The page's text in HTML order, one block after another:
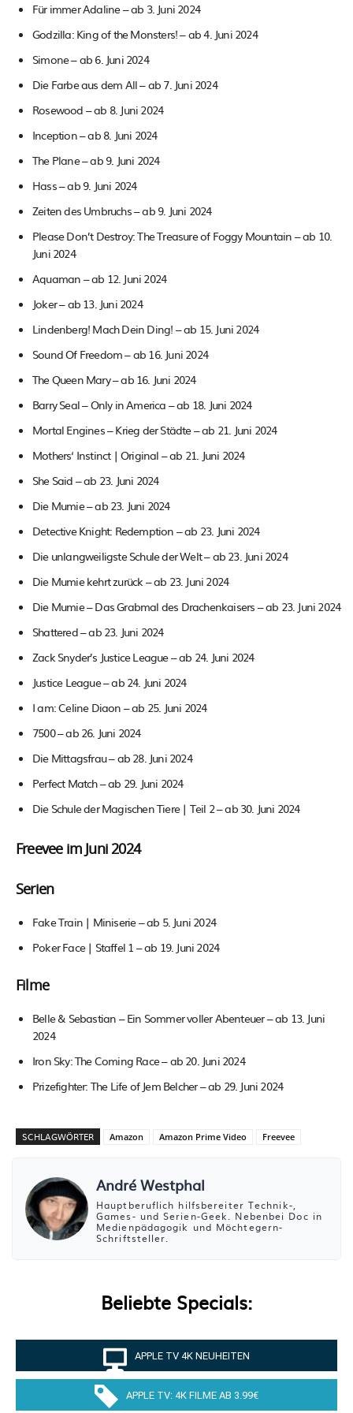
Für immer Adaline – ab 3. Juni 2024
Godzilla: King of the Monsters! – ab 4. Juni 2024
Simone – ab 6. Juni 2024
Die Farbe aus dem All – ab 7. Juni 2024
Rosewood – ab 8. Juni 2024
Inception – ab 8. Juni 2024
The Plane – ab 9. Juni 2024
Hass – ab 9. Juni 2024
Zeiten des Umbruchs – ab 9. Juni 2024
Please Don’t Destroy: The Treasure of Foggy Mountain – ab 10.
Juni 2024
Aquaman – ab 12. Juni 2024
Joker – ab 13. Juni 2024
Lindenberg! Mach Dein Ding! – ab 15. Juni 2024
Sound Of Freedom – ab 16. Juni 2024
The Queen Mary – ab 16. Juni 2024
Barry Seal – Only in America – ab 18. Juni 2024
Mortal Engines – Krieg der Städte – ab 21. Juni 2024
Mothers‘ Instinct | Original – ab 21. Juni 2024
She Said – ab 23. Juni 2024
Die Mumie – ab 23. Juni 2024
Detective Knight: Redemption – ab 23. Juni 2024
Die unlangweiligste Schule der Welt – ab 23. Juni 2024
Die Mumie kehrt zurück – ab 23. Juni 2024
Die Mumie – Das Grabmal des Drachenkaisers – ab 23. Juni 2024
Shattered – ab 23. Juni 2024
Zack Snyder’s Justice League – ab 24. Juni 2024
Justice League – ab 24. Juni 2024
I am: Celine Diaon – ab 25. Juni 2024
7500 – ab 26. Juni 2024
Die Mittagsfrau – ab 28. Juni 2024
Perfect Match – ab 29. Juni 2024
Die Schule der Magischen Tiere | Teil 2 – ab 30. Juni 2024
Freevee im Juni 2024
Serien
Fake Train | Miniserie – ab 5. Juni 2024
Poker Face | Staffel 1 – ab 19. Juni 2024
Filme
Belle & Sebastian – Ein Sommer voller Abenteuer – ab 13. Juni
2024
Iron Sky: The Coming Race – ab 20. Juni 2024
Prizefighter: The Life of Jem Belcher – ab 29. Juni 2024
SCHLAGWÖRTER Amazon Amazon Prime Video Freevee
André Westphal
Hauptberuflich hilfsbereiter Technik-,
Games- und Serien-Geek. Nebenbei Doc in
Medienpädagogik und Möchtegern-
Schriftsteller.
Beliebte Specials:
APPLE TV 4K NEUHEITEN
APPLE TV: 4K FILME AB 3.99€